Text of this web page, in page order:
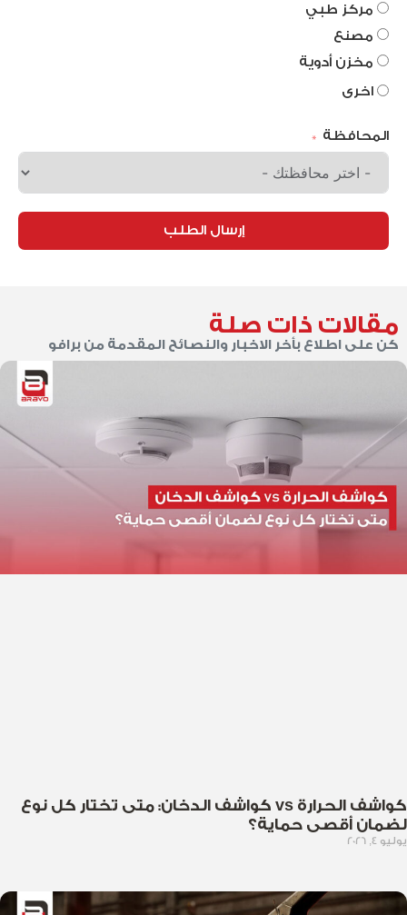
مركز طبي
مصنع
مخزن أدوية
اخرى
المحافظة
إرسال الطلب
مقالات ذات صلة
كن على اطلاع بأخر الاخبار والنصائح المقدمة من برافو
كواشف الحرارة vs كواشف الدخان: متى تختار كل نوع
لضمان أقصى حماية؟
يوليو 4, 2026